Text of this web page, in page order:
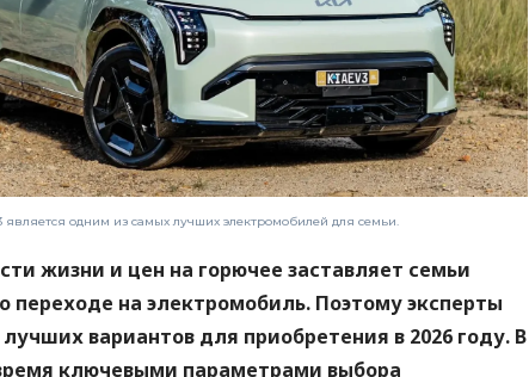
является одним из самых лучших электромобилей для семьи.
жизни и цен на горючее заставляет семьи
переходе на электромобиль. Поэтому эксперты
вариантов для приобретения в 2026 году. В
ключевыми параметрами выбора